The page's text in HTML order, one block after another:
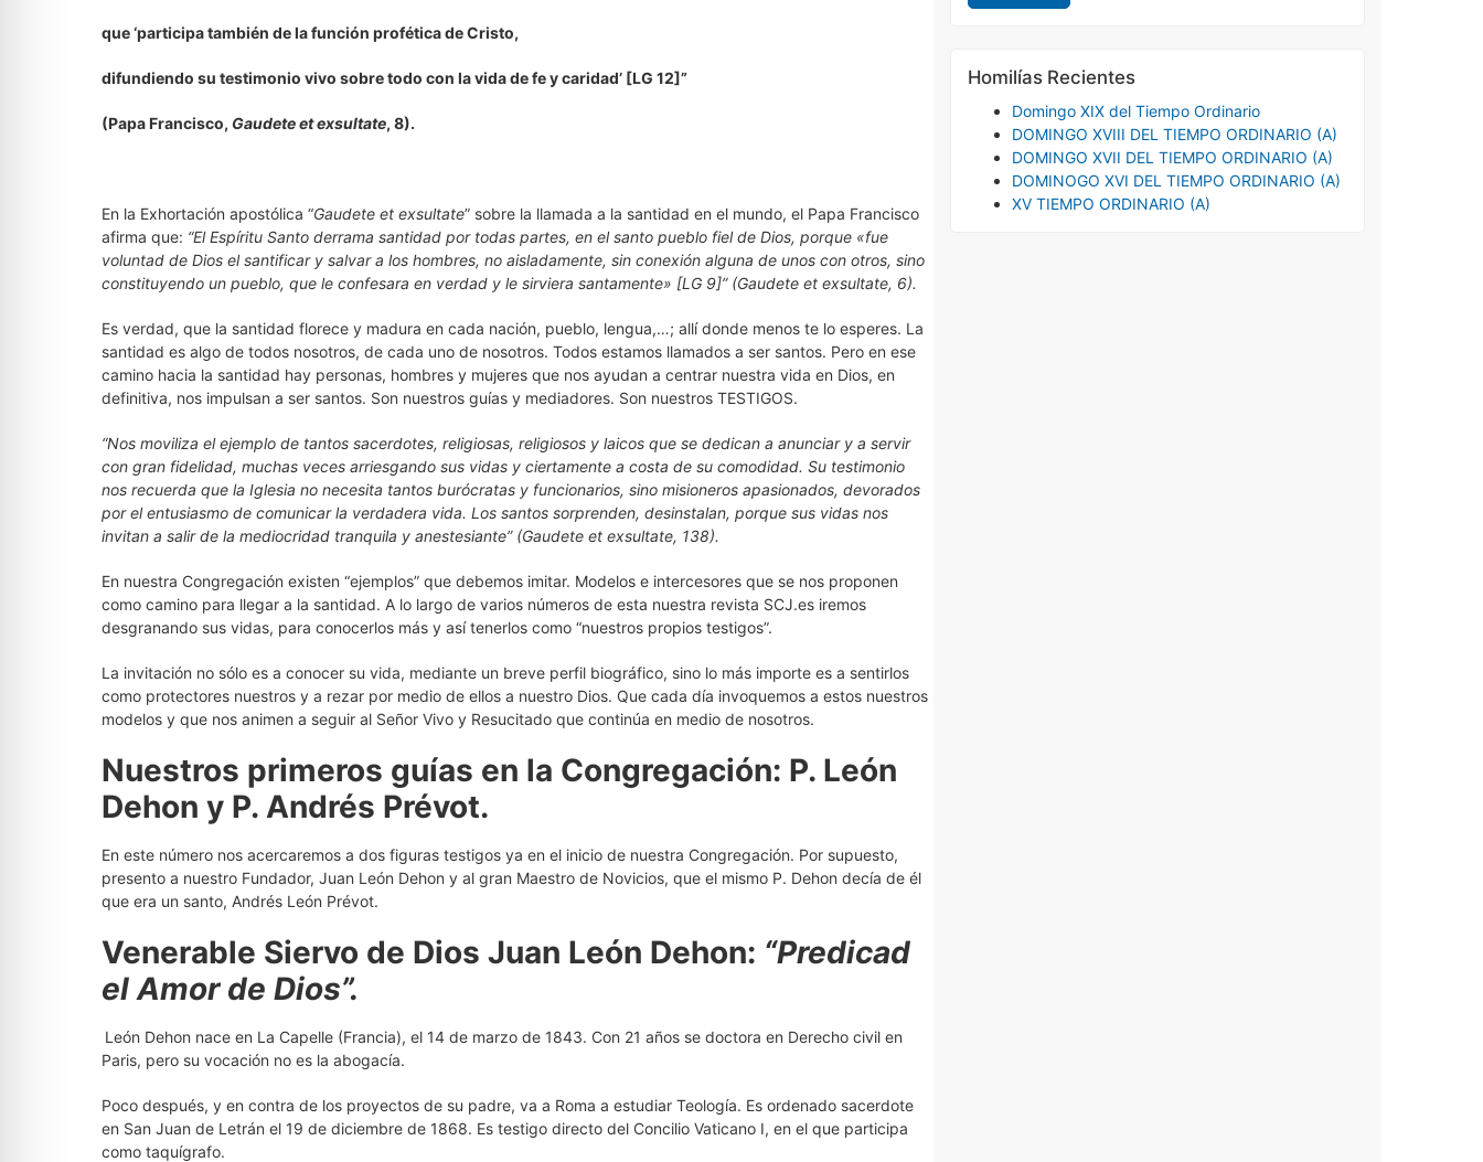
que ‘participa también de la función profética de Cristo,
difundiendo su testimonio vivo sobre todo con la vida de fe y caridad’ [LG 12]”
(Papa Francisco, Gaudete et exsultate, 8).
En la Exhortación apostólica “Gaudete et exsultate” sobre la llamada a la santidad en el mundo, el Papa Francisco
afirma que: “El Espíritu Santo derrama santidad por todas partes, en el santo pueblo fiel de Dios, porque «fue
voluntad de Dios el santificar y salvar a los hombres, no aisladamente, sin conexión alguna de unos con otros, sino
constituyendo un pueblo, que le confesara en verdad y le sirviera santamente» [LG 9]” (Gaudete et exsultate, 6).
Es verdad, que la santidad florece y madura en cada nación, pueblo, lengua,…; allí donde menos te lo esperes. La
santidad es algo de todos nosotros, de cada uno de nosotros. Todos estamos llamados a ser santos. Pero en ese
camino hacia la santidad hay personas, hombres y mujeres que nos ayudan a centrar nuestra vida en Dios, en
definitiva, nos impulsan a ser santos. Son nuestros guías y mediadores. Son nuestros TESTIGOS.
“Nos moviliza el ejemplo de tantos sacerdotes, religiosas, religiosos y laicos que se dedican a anunciar y a servir
con gran fidelidad, muchas veces arriesgando sus vidas y ciertamente a costa de su comodidad. Su testimonio
nos recuerda que la Iglesia no necesita tantos burócratas y funcionarios, sino misioneros apasionados, devorados
por el entusiasmo de comunicar la verdadera vida. Los santos sorprenden, desinstalan, porque sus vidas nos
invitan a salir de la mediocridad tranquila y anestesiante” (Gaudete et exsultate, 138).
En nuestra Congregación existen “ejemplos” que debemos imitar. Modelos e intercesores que se nos proponen
como camino para llegar a la santidad. A lo largo de varios números de esta nuestra revista SCJ.es iremos
desgranando sus vidas, para conocerlos más y así tenerlos como “nuestros propios testigos”.
La invitación no sólo es a conocer su vida, mediante un breve perfil biográfico, sino lo más importe es a sentirlos
como protectores nuestros y a rezar por medio de ellos a nuestro Dios. Que cada día invoquemos a estos nuestros
modelos y que nos animen a seguir al Señor Vivo y Resucitado que continúa en medio de nosotros.
Nuestros primeros guías en la Congregación: P. León
Dehon y P. Andrés Prévot.
En este número nos acercaremos a dos figuras testigos ya en el inicio de nuestra Congregación. Por supuesto,
presento a nuestro Fundador, Juan León Dehon y al gran Maestro de Novicios, que el mismo P. Dehon decía de él
que era un santo, Andrés León Prévot.
Venerable Siervo de Dios Juan León Dehon: “Predicad
el Amor de Dios”.
León Dehon nace en La Capelle (Francia), el 14 de marzo de 1843. Con 21 años se doctora en Derecho civil en
Paris, pero su vocación no es la abogacía.
Poco después, y en contra de los proyectos de su padre, va a Roma a estudiar Teología. Es ordenado sacerdote
en San Juan de Letrán el 19 de diciembre de 1868. Es testigo directo del Concilio Vaticano I, en el que participa
como taquígrafo.
Homilías Recientes
Domingo XIX del Tiempo Ordinario
DOMINGO XVIII DEL TIEMPO ORDINARIO (A)
DOMINGO XVII DEL TIEMPO ORDINARIO (A)
DOMINOGO XVI DEL TIEMPO ORDINARIO (A)
XV TIEMPO ORDINARIO (A)